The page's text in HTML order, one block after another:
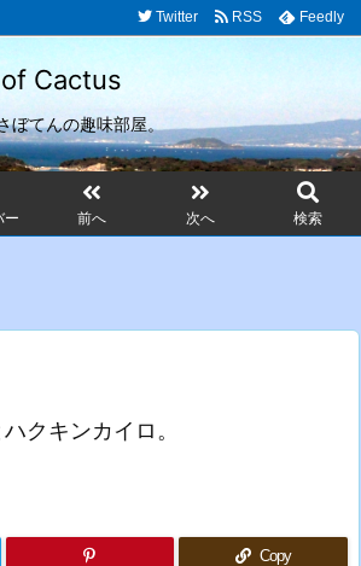
Cactus
ぼてんの趣味部屋。
ー 前へ 次へ 検索
Twitter RSS Feedly
クキンカイロ。
Copy